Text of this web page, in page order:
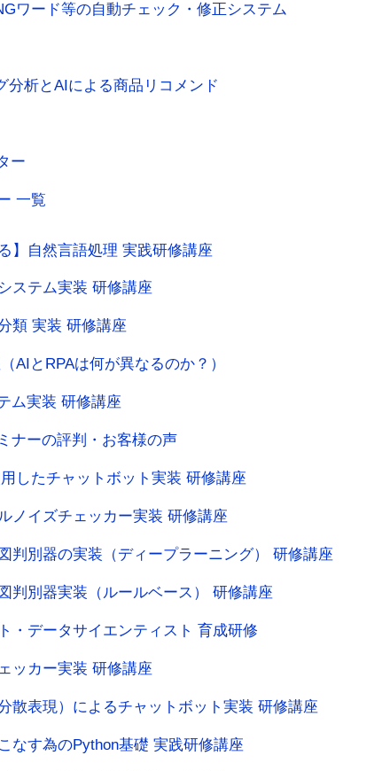
ワード等の自動チェック・修正システム
分析とAIによる商品リコメンド
ー
一覧
】自然言語処理 実践研修講座
ステム実装 研修講座
類 実装 研修講座
AIとRPAは何が異なるのか？）
ム実装 研修講座
ナーの評判・お客様の声
したチャットボット実装 研修講座
ノイズチェッカー実装 研修講座
判別器の実装（ディープラーニング） 研修講座
判別器実装（ルールベース） 研修講座
・データサイエンティスト 育成研修
ッカー実装 研修講座
散表現）によるチャットボット実装 研修講座
なす為のPython基礎 実践研修講座